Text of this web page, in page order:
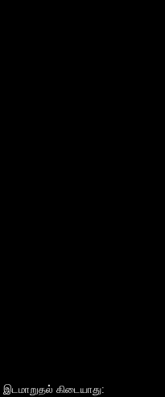
கிடையாது: